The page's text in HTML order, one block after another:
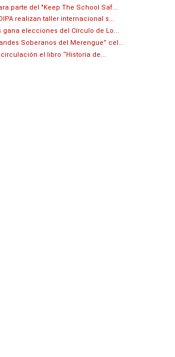
parte del "Keep The School Saf...
realizan taller internacional s...
gana elecciones del Círculo de Lo...
Soberanos del Merengue” cel...
el libro “Historia de...